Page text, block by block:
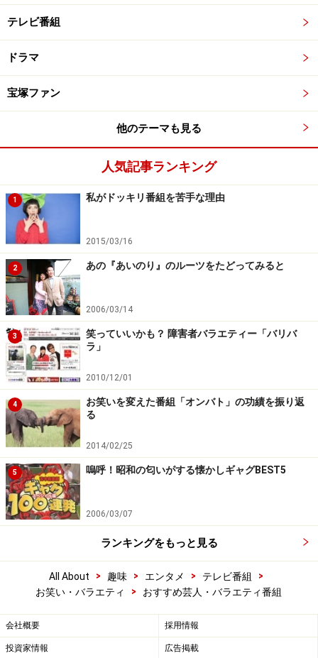
テレビ番組
ドラマ
宝塚ファン
他のテーマも見る
人気記事ランキング
1 私がドッキリ番組を苦手な理由
2015/03/16
2 あの『あいのり』のルーツをたどってみると
2006/03/14
3
笑っていいかも？ 障害者バラエティー「バリバ
ラ」
2010/12/01
4
お笑いを変えた番組「オンバト」の功績を振り返
る
2014/02/25
5 嗚呼！昭和の匂いがする懐かしギャグBEST5
2006/03/07
ランキングをもっと見る
All About > 趣味 > エンタメ > テレビ番組
>
お笑い・バラエティ
> おすすめ芸人・バラエティ番組
会社概要 採用情報
投資家情報 広告掲載